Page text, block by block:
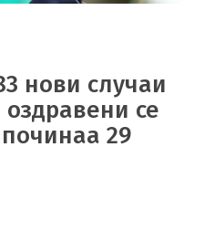
нови случаи
се
29